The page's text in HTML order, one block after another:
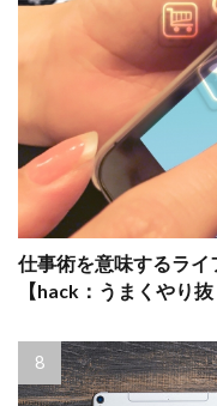
仕事術を意味するラ
【hack：うまくやり抜